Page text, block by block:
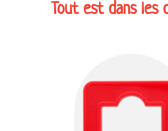
Tout est dans les